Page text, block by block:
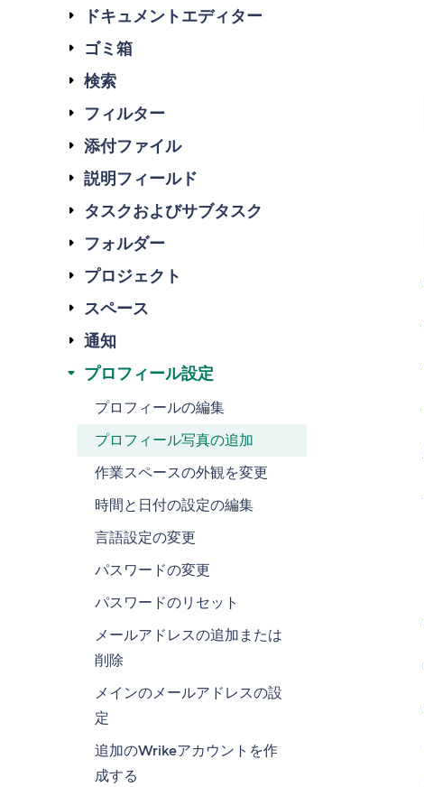
ドキュメントエディター
ゴミ箱
検索
フィルター
添付ファイル
説明フィールド
タスクおよびサブタスク
フォルダー
プロジェクト
スペース
通知
プロフィール設定
プロフィールの編集
プロフィール写真の追加
作業スペースの外観を変更
時間と日付の設定の編集
言語設定の変更
パスワードの変更
パスワードのリセット
メールアドレスの追加または
削除
メインのメールアドレスの設
定
追加のWrikeアカウントを作
成する